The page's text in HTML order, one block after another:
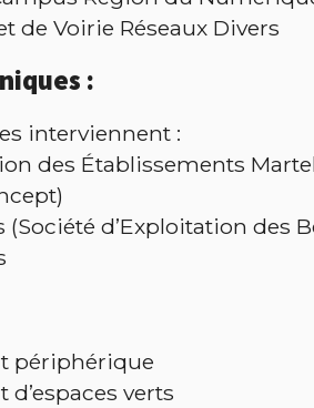
de Voirie Réseaux Divers
:
interviennent :
des Établissements
(Société d’Exploitation des
périphérique
verts